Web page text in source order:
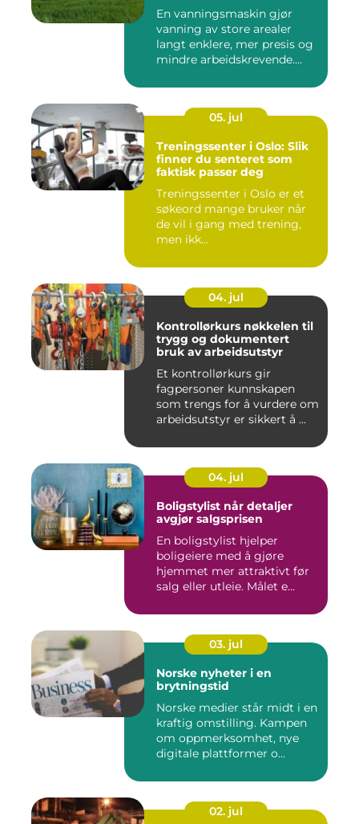
En vanningsmaskin gjør
vanning av store arealer
langt enklere, mer presis og
mindre arbeidskrevende....
05. jul
Treningssenter i Oslo: Slik
finner du senteret som
faktisk passer deg
Treningssenter i Oslo er et
søkeord mange bruker når
de vil i gang med trening,
men ikk...
04. jul
Kontrollørkurs nøkkelen til
trygg og dokumentert
bruk av arbeidsutstyr
Et kontrollørkurs gir
fagpersoner kunnskapen
som trengs for å vurdere om
arbeidsutstyr er sikkert å ...
04. jul
Boligstylist når detaljer
avgjør salgsprisen
En boligstylist hjelper
boligeiere med å gjøre
hjemmet mer attraktivt før
salg eller utleie. Målet e...
03. jul
Norske nyheter i en
brytningstid
Norske medier står midt i en
kraftig omstilling. Kampen
om oppmerksomhet, nye
digitale plattformer o...
02. jul